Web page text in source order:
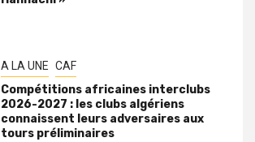
A LA UNE CAF
Compétitions africaines interclubs
2026-2027 : les clubs algériens
connaissent leurs adversaires aux
tours préliminaires